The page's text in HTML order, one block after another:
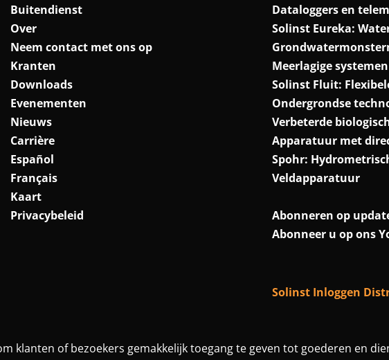
Buitendienst
Over
Neem contact met ons op
Kranten
Downloads
Evenementen
Nieuws
Carrière
Español
Français
Kaart
Privacybeleid
Dataloggers en
Solinst Eureka:
Meerlagige systemen
Solinst Fluit:
Ondergrondse
Verbeterde
Apparatuur met
Spohr:
Veldapparatuur
Abonneren op
Abonneer u op ons
Solinst Inloggen
klanten of bezoekers gemakkelijk toegang te geven tot goederen en